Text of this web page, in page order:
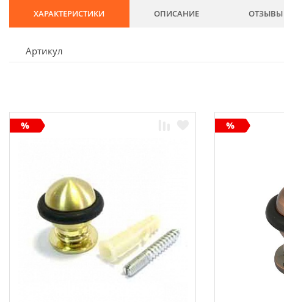
ХАРАКТЕРИСТИКИ ОПИСАНИЕ ОТЗЫВЫ
Артикул